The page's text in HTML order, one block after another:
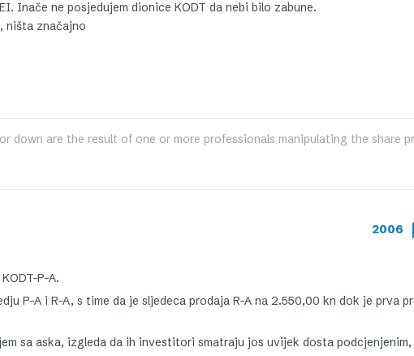
Inače ne posjedujem dionice KODT da nebi bilo zabune.
ništa značajno
down are the result of one or more professionals manipulating the share
2006
P-A.
P-A i R-A, s time da je sljedeca prodaja R-A na 2.550,00 kn dok je prva
sa aska, izgleda da ih investitori smatraju jos uvijek dosta podcjenjenim,